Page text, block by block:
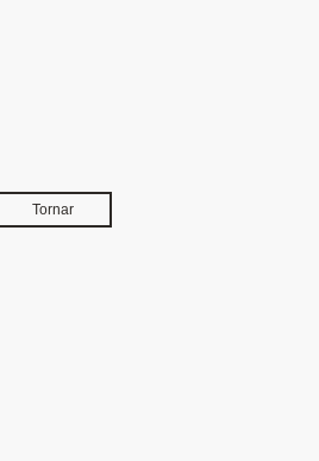
Tornar